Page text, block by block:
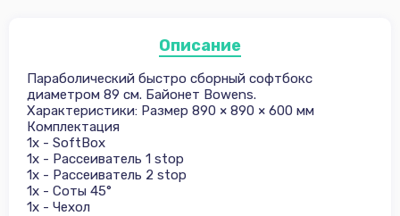
Описание
Параболический быстро сборный софтбокс
диаметром 89 см. Байонет Bowens.
Характеристики: Размер 890 × 890 × 600 мм
Комплектация
1х - SoftBox
1х - Рассеиватель 1 stop
1х - Рассеиватель 2 stop
1х - Соты 45°
1х - Чехол